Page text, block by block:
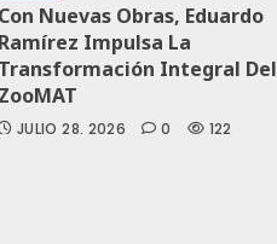
Con Nuevas Obras, Eduardo
Ramírez Impulsa La
Transformación Integral Del
ZooMAT
JULIO 28, 2026 0 122